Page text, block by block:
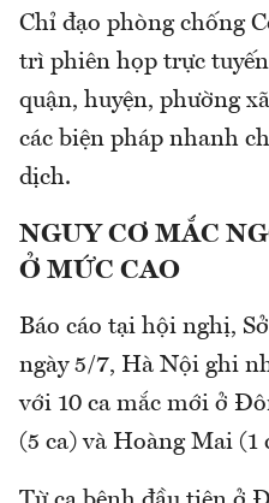
Chỉ đạo phòng chống
trì phiên họp trực
quận, huyện, phường
các biện pháp nhanh
dịch.
NGUY CƠ MẮC
Ở MỨC CAO
Báo cáo tại hội nghị,
ngày 5/7, Hà Nội ghi
với 10 ca mắc mới ở
(5 ca) và Hoàng Mai (1